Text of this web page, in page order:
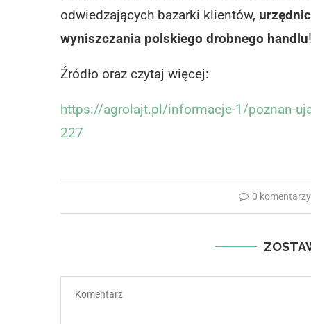
odwiedzających bazarki klientów,
wyniszczania polskiego drobnego handlu
Źródło oraz czytaj więcej:
https://agrolajt.pl/informacje-1/poznan-
227
0 komentarzy